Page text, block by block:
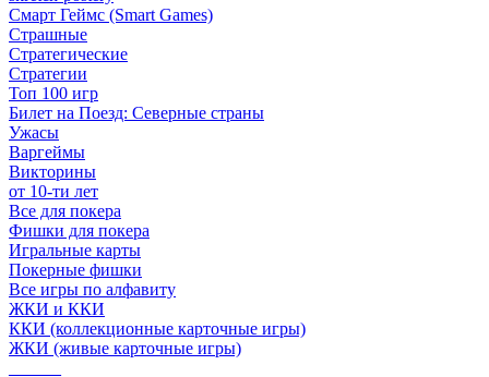
Смарт Геймс (Smart Games)
Страшные
Стратегические
Стратегии
Топ 100 игр
Билет на Поезд: Северные страны
Ужасы
Варгеймы
Викторины
от 10-ти лет
Все для покера
Фишки для покера
Игральные карты
Покерные фишки
Все игры по алфавиту
ЖКИ и ККИ
ККИ (коллекционные карточные игры)
ЖКИ (живые карточные игры)